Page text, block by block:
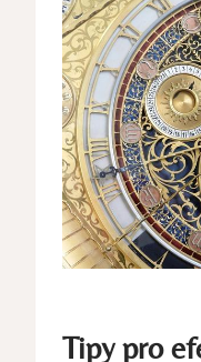
Tipy pro